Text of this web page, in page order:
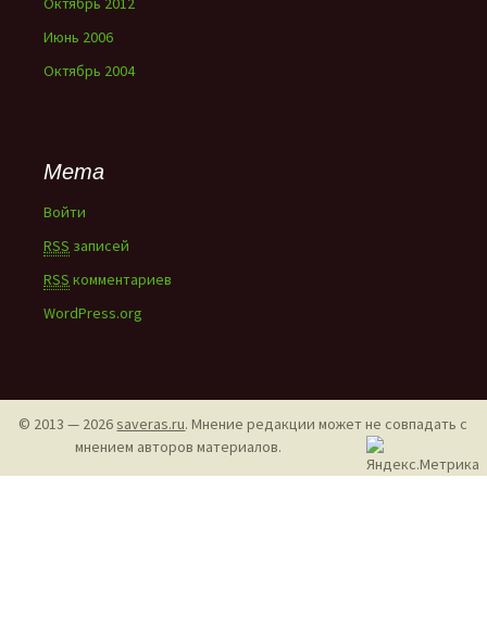
Июнь 2006
Октябрь 2004
Мета
Войти
RSS записей
RSS комментариев
WordPress.org
© 2013 — 2026saveras.ru. Мнение редакции может не совпадать с
мнением авторов материалов.